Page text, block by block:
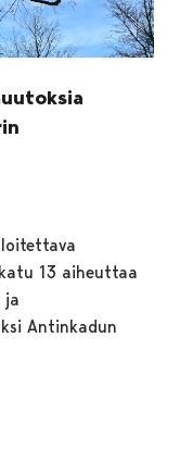
13 aiheuttaa
ja
Antinkadun